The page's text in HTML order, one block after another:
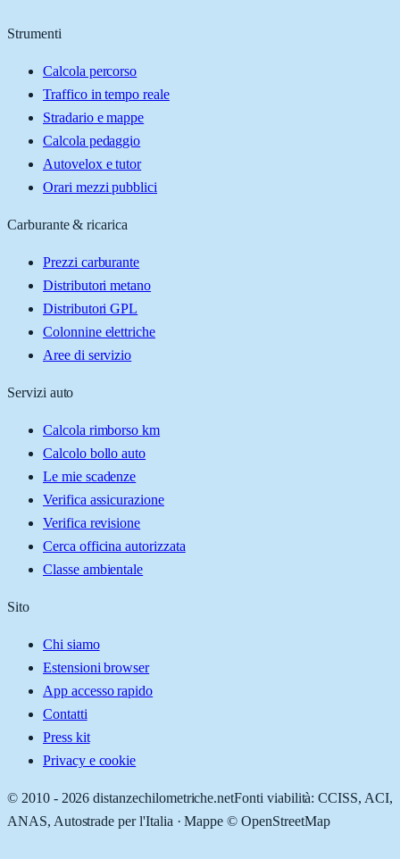
Strumenti
Calcola percorso
Traffico in tempo reale
Stradario e mappe
Calcola pedaggio
Autovelox e tutor
Orari mezzi pubblici
Carburante & ricarica
Prezzi carburante
Distributori metano
Distributori GPL
Colonnine elettriche
Aree di servizio
Servizi auto
Calcola rimborso km
Calcolo bollo auto
Le mie scadenze
Verifica assicurazione
Verifica revisione
Cerca officina autorizzata
Classe ambientale
Sito
Chi siamo
Estensioni browser
App accesso rapido
Contatti
Press kit
Privacy e cookie
© 2010 - 2026 distanzechilometriche.netFonti viabilità: CCISS, ACI,
ANAS, Autostrade per l'Italia · Mappe © OpenStreetMap